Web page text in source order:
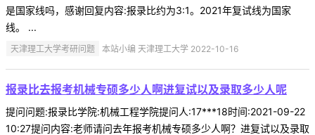
是国家线吗，感谢回复内容:报录比约为3:1。2021年复试线为国家
线。 ...
天津理工大学考研问题 本站小编 天津理工大学 2022-10-16
报录比去报考机械专硕多少人啊进复试以及录取多少人呢
提问问题:报录比学院:机械工程学院提问人:17***18时间:2021-09-22
10:27提问内容:老师请问去年报考机械专硕多少人啊？进复试以及录取